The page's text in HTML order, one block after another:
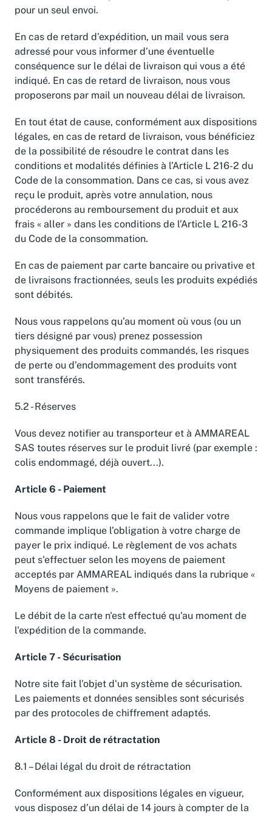
pour un seul envoi.
En cas de retard d’expédition, un mail vous sera
adressé pour vous informer d’une éventuelle
conséquence sur le délai de livraison qui vous a été
indiqué. En cas de retard de livraison, nous vous
proposerons par mail un nouveau délai de livraison.
En tout état de cause, conformément aux dispositions
légales, en cas de retard de livraison, vous bénéficiez
de la possibilité de résoudre le contrat dans les
conditions et modalités définies à l’Article L 216-2 du
Code de la consommation. Dans ce cas, si vous avez
reçu le produit, après votre annulation, nous
procéderons au remboursement du produit et aux
frais « aller » dans les conditions de l’Article L 216-3
du Code de la consommation.
En cas de paiement par carte bancaire ou privative et
de livraisons fractionnées, seuls les produits expédiés
sont débités.
Nous vous rappelons qu’au moment où vous (ou un
tiers désigné par vous) prenez possession
physiquement des produits commandés, les risques
de perte ou d’endommagement des produits vont
sont transférés.
5.2 - Réserves
Vous devez notifier au transporteur et à AMMAREAL
SAS toutes réserves sur le produit livré (par exemple :
colis endommagé, déjà ouvert...).
Article 6 - Paiement
Nous vous rappelons que le fait de valider votre
commande implique l’obligation à votre charge de
payer le prix indiqué. Le règlement de vos achats
peut s'effectuer selon les moyens de paiement
acceptés par AMMAREAL indiqués dans la rubrique «
Moyens de paiement ».
Le débit de la carte n'est effectué qu'au moment de
l'expédition de la commande.
Article 7 - Sécurisation
Notre site fait l'objet d'un système de sécurisation.
Les paiements et données sensibles sont sécurisés
par des protocoles de chiffrement adaptés.
Article 8 - Droit de rétractation
8.1 – Délai légal du droit de rétractation
Conformément aux dispositions légales en vigueur,
vous disposez d’un délai de 14 jours à compter de la